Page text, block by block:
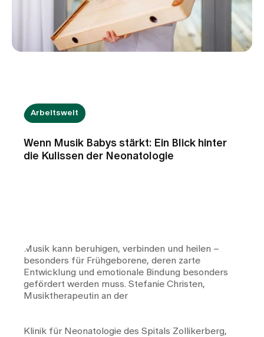
Arbeitswelt
Wenn Musik Babys stärkt: Ein Blick hinter
die Kulissen der Neonatologie
Musik kann beruhigen, verbinden und heilen –
besonders für Frühgeborene, deren zarte
Entwicklung und emotionale Bindung besonders
gefördert werden muss. Stefanie Christen,
Musiktherapeutin an der
Klinik für Neonatologie des Spitals Zollikerberg,